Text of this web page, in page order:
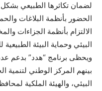
لضمان تكاثرها الطبيعي
الحضور بأنظمة البلاغات
الالتزام بأنظمة الجزاءات
البيئي وحماية البيئة
ويحظى برنامج “هدد” بدعم
بينهم المركز الوطني لتنمية
البيئي، والهيئة الملكية